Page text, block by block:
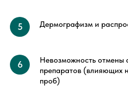
Дермографизм и
Невозможность отмены
препаратов (влияющих
проб)